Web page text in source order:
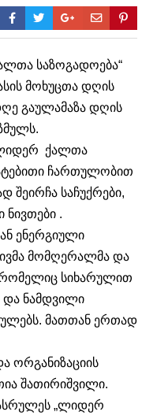
საზოგადოება“
მოხუცთა დღის
გაულამაზა დღის
ქალთა
ჩართულობით
შეირჩა საჩუქრები,
.
ენერგიული
მომღერალმა და
რომელიც სიხარულით
და ნამდვილი
მათთან ერთად
ორგანიზაციის
შათირიშვილი.
„ლიდერ